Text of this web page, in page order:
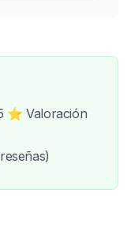
⭐ Valoración
reseñas)